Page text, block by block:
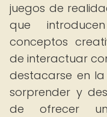
juegos de
que
conceptos
de interactuar
destacarse en
sorprender y
de ofrecer